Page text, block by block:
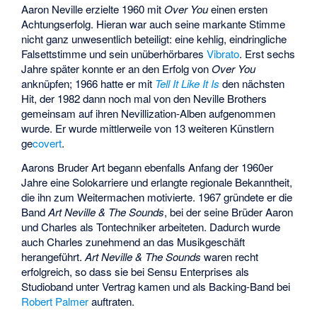
Aaron Neville erzielte 1960 mitOver Youeinen ersten
Achtungserfolg. Hieran war auch seine markante Stimme
nicht ganz unwesentlich beteiligt: eine kehlig, eindringliche
Falsettstimme und sein unüberhörbaresVibrato. Erst sechs
Jahre später konnte er an den Erfolg vonOver You
anknüpfen; 1966 hatte er mit Tell It Like It Is den nächsten
Hit, der 1982 dann noch mal von den Neville Brothers
gemeinsam auf ihren Nevillization-Alben aufgenommen
wurde. Er wurde mittlerweile von 13 weiteren Künstlern
gecovert.
Aarons Bruder Art begann ebenfalls Anfang der 1960er
Jahre eine Solokarriere und erlangte regionale Bekanntheit,
die ihn zum Weitermachen motivierte. 1967 gründete er die
BandArt Neville & The Sounds, bei der seine Brüder Aaron
und Charles als Tontechniker arbeiteten. Dadurch wurde
auch Charles zunehmend an das Musikgeschäft
herangeführt.Art Neville & The Sounds waren recht
erfolgreich, so dass sie bei Sensu Enterprises als
Studioband unter Vertrag kamen und als Backing-Band bei
Robert Palmerauftraten.